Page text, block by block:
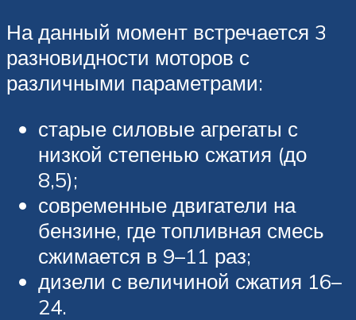
На данный момент встречается 3
разновидности моторов с
различными параметрами:
старые силовые агрегаты с
низкой степенью сжатия (до
8,5);
современные двигатели на
бензине, где топливная смесь
сжимается в 9–11 раз;
дизели с величиной сжатия 16–
24.